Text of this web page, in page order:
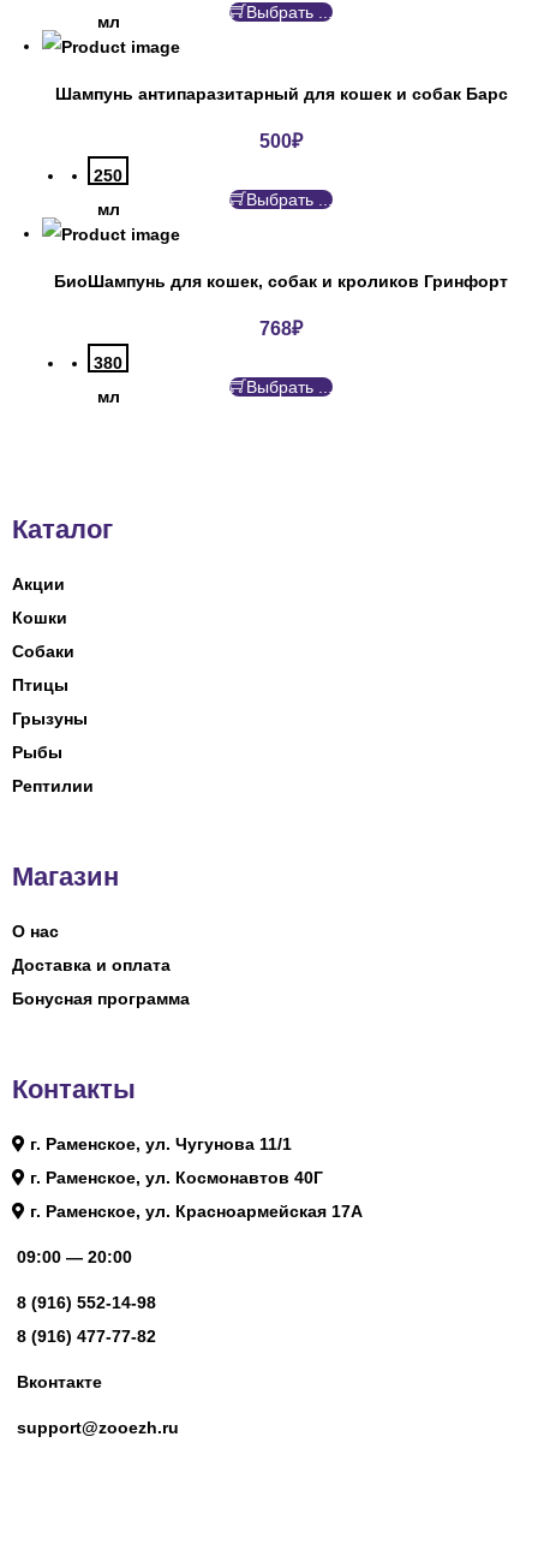
мл
Выбрать ...
Шампунь антипаразитарный для кошек и собак Барс
500₽
250
мл
Выбрать ...
БиоШампунь для кошек, собак и кроликов Гринфорт
768₽
380
мл
Выбрать ...
Каталог
Акции
Кошки
Собаки
Птицы
Грызуны
Рыбы
Рептилии
Магазин
О нас
Доставка и оплата
Бонусная программа
Контакты
г. Раменское, ул. Чугунова 11/1
г. Раменское, ул. Космонавтов 40Г
г. Раменское, ул. Красноармейская 17А
09:00 — 20:00
8 (916) 552-14-98
8 (916) 477-77-82
Вконтакте
support@zooezh.ru